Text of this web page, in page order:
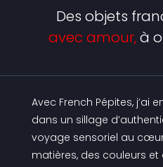
Des objets
avec amour,à
Avec French Pépites, j’ai
dans un sillage
voyage sensoriel au
matières, des couleurs et